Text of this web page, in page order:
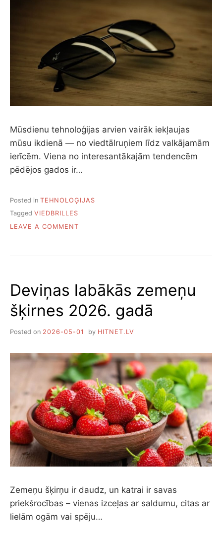
Mūsdienu tehnoloģijas arvien vairāk iekļaujas
mūsu ikdienā — no viedtālruņiem līdz valkājamām
ierīcēm. Viena no interesantākajām tendencēm
pēdējos gados ir…
Posted in TEHNOLOĢIJAS
Tagged VIEDBRILLES
LEAVE A COMMENT
MAINA
IKDIENU
Deviņas labākās zemeņu
šķirnes 2026. gadā
Posted on 2026-05-01 by HITNET.LV
Zemeņu šķirņu ir daudz, un katrai ir savas
priekšrocības – vienas izceļas ar saldumu, citas ar
lielām ogām vai spēju…